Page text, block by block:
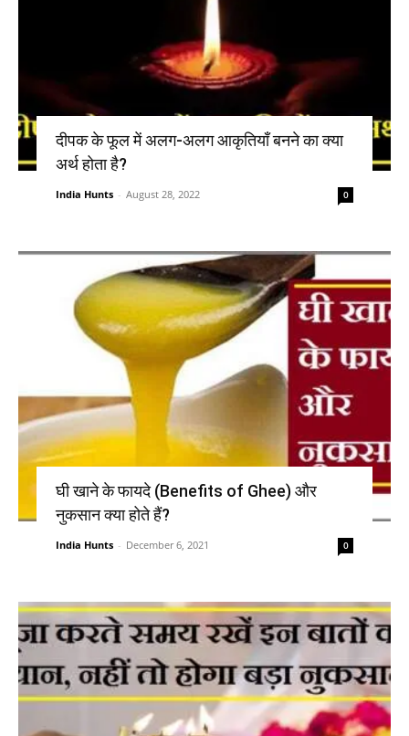
दीपक के फूल में अलग-अलग आकृतियाँ बनने का क्या
अर्थ होता है?
India Hunts - August 28, 2022 0
घी खाने के फायदे (Benefits of Ghee) और
नुकसान क्या होते हैं?
India Hunts - December 6, 2021 0